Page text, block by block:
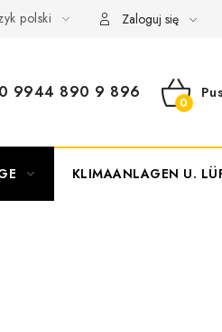
polski Zaloguj się
0 9944 890 9 896
KLIMAANLAGEN U.